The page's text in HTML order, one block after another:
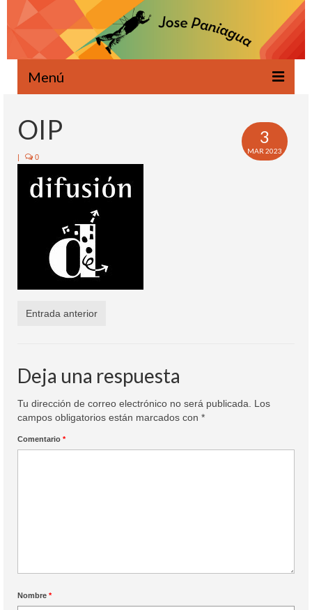
Menú
Novedades
Oral
Proyectos
Ecología
Agenda
Colaboración
Contacto
3
MAR 2023
OIP
| 0
Entrada anterior
Deja una respuesta
Tu dirección de correo electrónico no será publicada.
Los
campos obligatorios están marcados con *
Comentario *
Nombre *